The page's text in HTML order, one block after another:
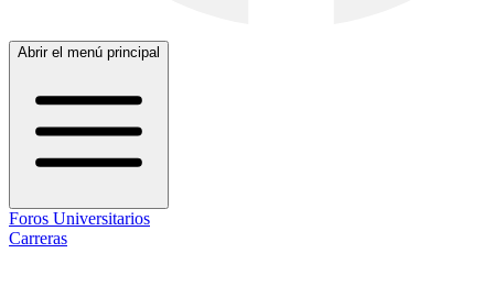
Abrir el menú principal
Foros Universitarios
Carreras